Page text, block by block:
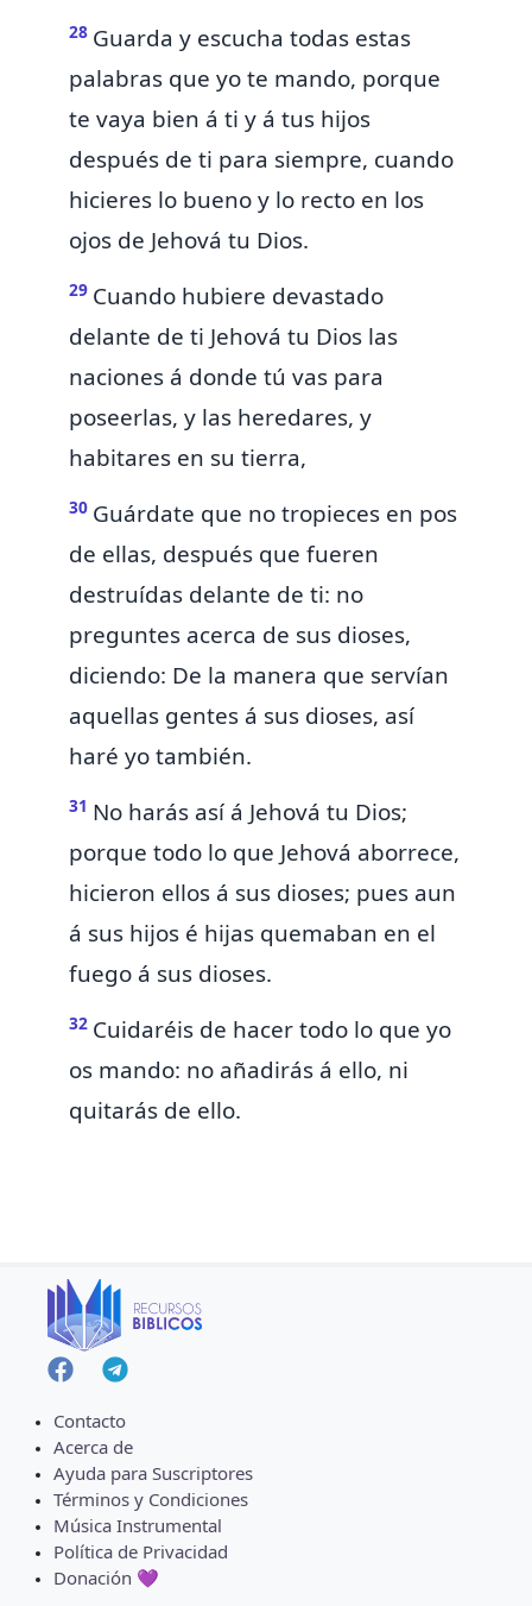
28 Guarda y escucha todas estas
palabras que yo te mando, porque
te vaya bien á ti y á tus hijos
después de ti para siempre, cuando
hicieres lo bueno y lo recto en los
ojos de Jehová tu Dios.
29 Cuando hubiere devastado
delante de ti Jehová tu Dios las
naciones á donde tú vas para
poseerlas, y las heredares, y
habitares en su tierra,
30 Guárdate que no tropieces en pos
de ellas, después que fueren
destruídas delante de ti: no
preguntes acerca de sus dioses,
diciendo: De la manera que servían
aquellas gentes á sus dioses, así
haré yo también.
31 No harás así á Jehová tu Dios;
porque todo lo que Jehová aborrece,
hicieron ellos á sus dioses; pues aun
á sus hijos é hijas quemaban en el
fuego á sus dioses.
32 Cuidaréis de hacertodo lo que yo
os mando: no añadirás á ello, ni
quitarás de ello.
Contacto
Acerca de
Ayuda para Suscriptores
Términos y Condiciones
Música Instrumental
Política de Privacidad
Donación 💜